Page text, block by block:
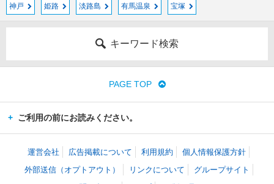
神戸 姫路 淡路島 有馬温泉 宝塚
キーワード検索
PAGE TOP
ご利用の前にお読みください。
運営会社 広告掲載について 利用規約
個人情報保護方針
外部送信（オプトアウト）
リンクについて
グループサイト